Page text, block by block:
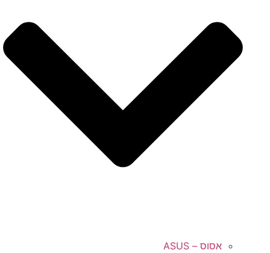
אסוס – ASUS